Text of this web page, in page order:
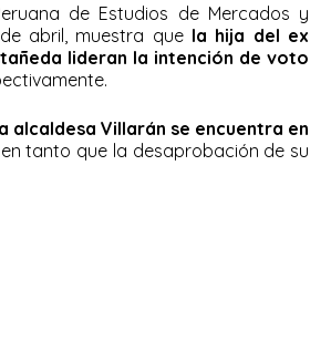
de Estudios de Mercados y
abril, muestra que la hija del ex
lideran la intención de voto
alcaldesa Villarán se encuentra en
en tanto que la desaprobación de su